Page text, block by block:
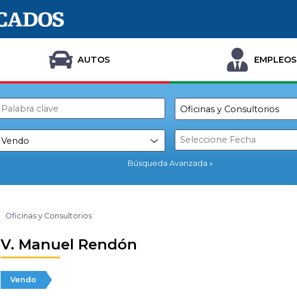
AUTOS EMPLEOS
Búsqueda Avanzada
Oficinas y Consultorios
V. Manuel Rendón
Vendo